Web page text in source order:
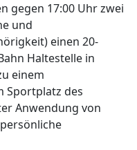
gegen 17:00 Uhr zwei
und
einen 20-
Haltestelle in
einem
Sportplatz des
Anwendung von